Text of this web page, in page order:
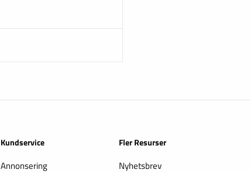
Kundservice
Annonsering
Fler Resurser
Nyhetsbrev